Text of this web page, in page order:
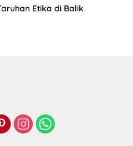
Etika di Balik